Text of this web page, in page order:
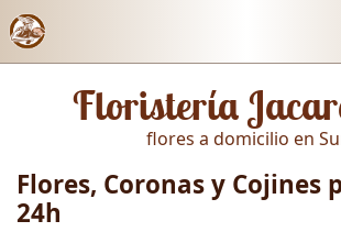
Enlaces de encabezado
Contacto
Galería
Floristería
flores a domicilio en
Flores, Coronas y Cojines
24h